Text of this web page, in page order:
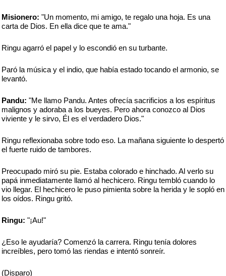
Misionero: "Un momento, mi amigo, te regalo una hoja. Es una
carta de Dios. En ella dice que te ama."
Ringu agarró el papel y lo escondió en su turbante.
Paró la música y el indio, que había estado tocando el armonio, se
levantó.
Pandu: "Me llamo Pandu. Antes ofrecía sacrificios a los espíritus
malignos y adoraba a los bueyes. Pero ahora conozco al Dios
viviente y le sirvo, Él es el verdadero Dios."
Ringu reflexionaba sobre todo eso. La mañana siguiente lo despertó
el fuerte ruido de tambores.
Preocupado miró su pie. Estaba colorado e hinchado. Al verlo su
papá inmediatamente llamó al hechicero. Ringu tembló cuando lo
vio llegar. El hechicero le puso pimienta sobre la herida y le sopló en
los oídos. Ringu gritó.
Ringu: "¡Au!"
¿Eso le ayudaría? Comenzó la carrera. Ringu tenía dolores
increíbles, pero tomó las riendas e intentó sonreír.
(Disparo)